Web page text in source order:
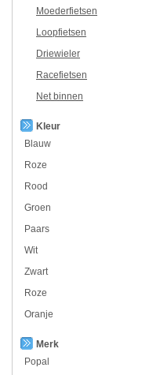
Moederfietsen
Loopfietsen
Driewieler
Racefietsen
Net binnen
Kleur
Blauw
Roze
Rood
Groen
Paars
Wit
Zwart
Roze
Oranje
Merk
Popal